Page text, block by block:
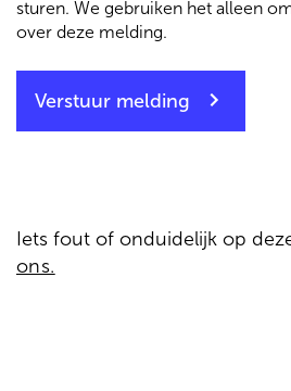
sturen. We gebruiken het alleen
over deze melding.
Verstuur melding
Iets fout of onduidelijk op
ons.